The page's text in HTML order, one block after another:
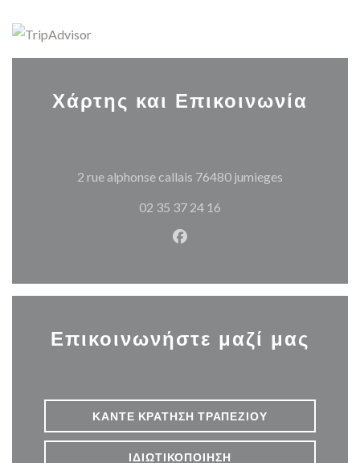
Χάρτης και Επικοινωνία
2 rue alphonse callais 76480 jumieges
02 35 37 24 16
Facebook ((ανοίγει σε νέο
Επικοινωνήστε μαζί μας
ΚΆΝΤΕ ΚΡΆΤΗΣΗ ΤΡΑΠΕΖΙΟΎ
ΙΔΙΩΤΙΚΟΠΟΊΗΣΗ